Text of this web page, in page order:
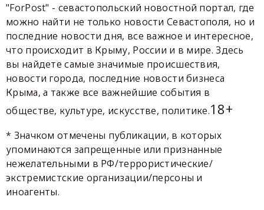
"ForPost" - севастопольский новостной портал, где
можно найти не только новости Севастополя, но и
последние новости дня, все важное и интересное,
что происходит в Крыму, России и в мире. Здесь
вы найдете самые значимые происшествия,
новости города, последние новости бизнеса
Крыма, а также все важнейшие события в
обществе, культуре, искусстве, политике.18+
* Значком отмечены публикации, в которых
упоминаются запрещенные или признанные
нежелательными в РФ/террористические/
экстремистские организации/персоны и
иноагенты.